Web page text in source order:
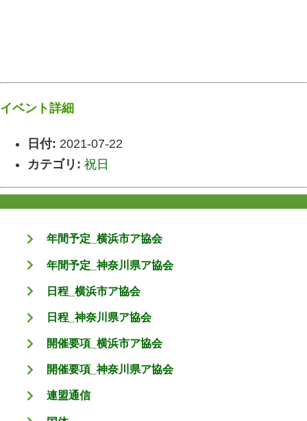
イベント詳細
日付: 2021-07-22
カテゴリ: 祝日
年間予定_横浜市ア協会
年間予定_神奈川県ア協会
日程_横浜市ア協会
日程_神奈川県ア協会
開催要項_横浜市ア協会
開催要項_神奈川県ア協会
連盟通信